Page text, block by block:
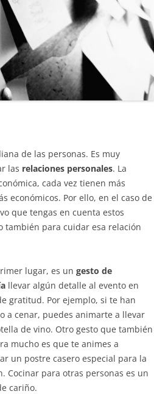
de las personas. Es muy
las relaciones personales. La
cada vez tienen más
económicos. Por ello, en el caso de
que tengas en cuenta estos
también para cuidar esa relación
lugar, es un gesto de
llevar algún detalle al evento en
gratitud. Por ejemplo, si te han
a cenar, puedes animarte a llevar
de vino. Otro gesto que también
mucho es que te animes a
un postre casero especial para la
Cocinar para otras personas es un
cariño.